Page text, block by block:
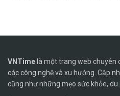
VNTimelà một trang web chuyên
các công nghệ và xu hướng. Cập
cũng như những mẹo sức khỏe, du